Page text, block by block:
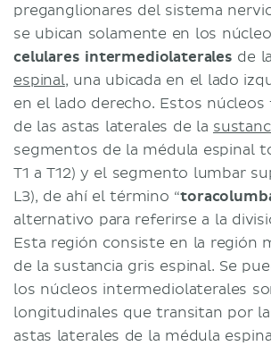
preganglionares del sistema
se ubican solamente en los
celulares intermediolaterales de la
espinal, una ubicada en el lado
en el lado derecho. Estos
de las astas laterales de la
segmentos de la médula espinal
T1 a T12) y el segmento lumbar
L3), de ahí el término “
alternativo para referirse a la
Esta región consiste en la región
de la sustancia gris espinal. Se
los núcleos intermediolaterales
longitudinales que transitan por
astas laterales de la médula